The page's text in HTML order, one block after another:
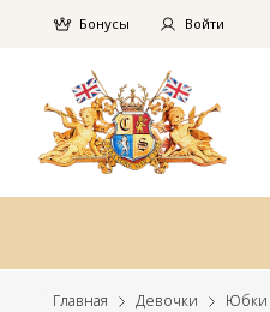
Бонусы Войти
Главная Девочки Юбки